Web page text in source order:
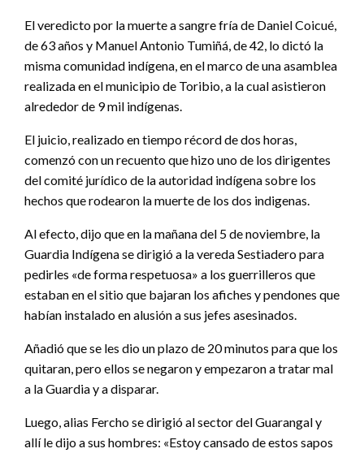
El veredicto por la muerte a sangre fría de Daniel Coicué,
de 63 años y Manuel Antonio Tumiñá, de 42, lo dictó la
misma comunidad indígena, en el marco de una asamblea
realizada en el municipio de Toribio, a la cual asistieron
alrededor de 9 mil indígenas.
El juicio, realizado en tiempo récord de dos horas,
comenzó con un recuento que hizo uno de los dirigentes
del comité jurídico de la autoridad indígena sobre los
hechos que rodearon la muerte de los dos indigenas.
Al efecto, dijo que en la mañana del 5 de noviembre, la
Guardia Indígena se dirigió a la vereda Sestiadero para
pedirles «de forma respetuosa» a los guerrilleros que
estaban en el sitio que bajaran los afiches y pendones que
habían instalado en alusión a sus jefes asesinados.
Añadió que se les dio un plazo de 20 minutos para que los
quitaran, pero ellos se negaron y empezaron a tratar mal
a la Guardia y a disparar.
Luego, alias Fercho se dirigió al sector del Guarangal y
allí le dijo a sus hombres: «Estoy cansado de estos sapos